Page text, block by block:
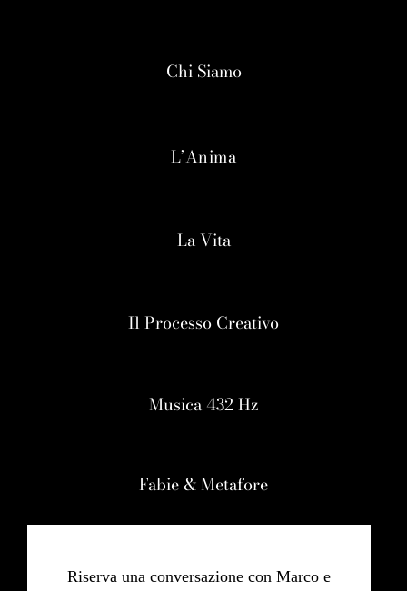
Chi Siamo
L’Anima
La Vita
Il Processo Creativo
Musica 432 Hz
Fabie & Metafore
Riserva una conversazione con Marco e